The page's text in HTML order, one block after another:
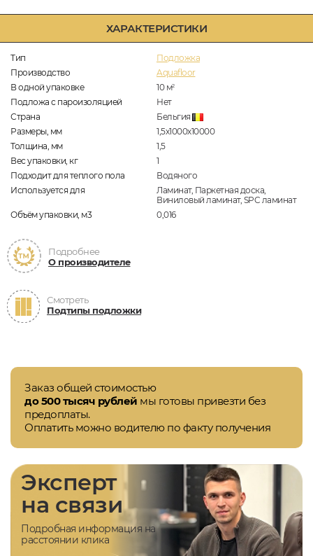
ХАРАКТЕРИСТИКИ
Тип
Подложка
Производство
Aquafloor
В одной упаковке
10 м2
Подложа с пароизоляцией
Нет
Страна
Бельгия
Размеры, мм
1,5х1000х10000
Толщина, мм
1,5
Вес упаковки, кг
1
Подходит для теплого пола
Водяного
Используется для
Ламинат, Паркетная доска,
Виниловый ламинат, SPC ламинат
Объём упаковки, м3
0,016
Подробнее
О производителе
Смотреть
Подтипы подложки
Заказ общей стоимостью
до 500 тысяч рублей мы готовы привезти без
предоплаты.
Оплатить можно водителю по факту получения
Эксперт
на связи
Подробная информация на
расстоянии клика